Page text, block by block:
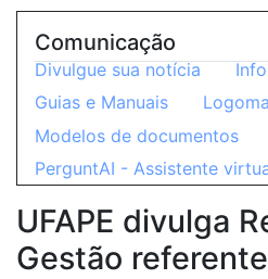
UFAPE divulga
Gestão
Comunicação
Divulgue sua notícia
Guias e Manuais
Modelos de documentos
PerguntAI - Assistente